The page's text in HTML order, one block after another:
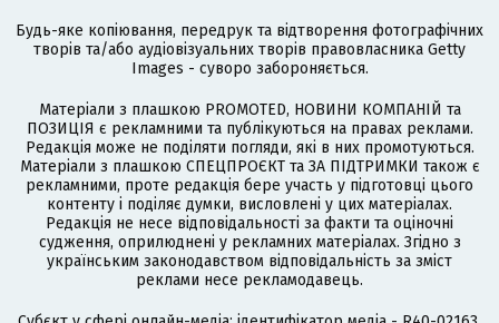
Будь-яке копіювання, передрук та відтворення фотографічних
творів та/або аудіовізуальних творів правовласника Getty
Images - суворо забороняється.
Матеріали з плашкою PROMOTED, НОВИНИ КОМПАНІЙ та
ПОЗИЦІЯ є рекламними та публікуються на правах реклами.
Редакція може не поділяти погляди, які в них промотуються.
Матеріали з плашкою СПЕЦПРОЄКТ та ЗА ПІДТРИМКИ також є
рекламними, проте редакція бере участь у підготовці цього
контенту і поділяє думки, висловлені у цих матеріалах.
Редакція не несе відповідальності за факти та оціночні
судження, оприлюднені у рекламних матеріалах. Згідно з
українським законодавством відповідальність за зміст
реклами несе рекламодавець.